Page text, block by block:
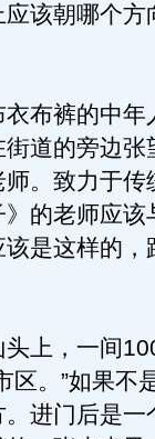
该朝哪个方
布裤的中年
道的旁边张
。致力于传
的老师应该
是这样的，
上，一间
区。”如果不
进门后是一